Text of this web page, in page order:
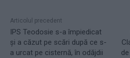
Articolul precedent
IPS Teodosie s-a împiedicat
și a căzut pe scări după ce s-
a urcat pe cisternă, în odăjdii